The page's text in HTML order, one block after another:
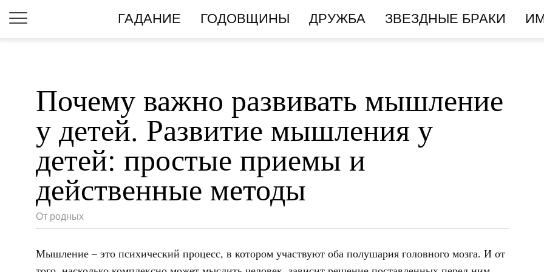
ГАДАНИЕ ГОДОВЩИНЫ ДРУЖБА ЗВЕЗДНЫЕ БРАКИ
Почему важно развивать мышление
у детей. Развитие мышления у
детей: простые приемы и
действенные методы
От родных
Мышление – это психический процесс, в котором участвуют оба полушария головного мозга. И от